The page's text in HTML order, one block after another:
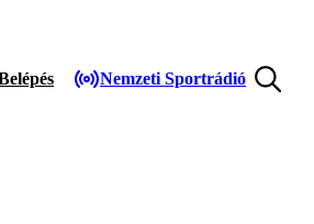
Nemzeti Sportrádió